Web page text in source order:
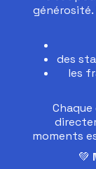
des
les
moments
💚